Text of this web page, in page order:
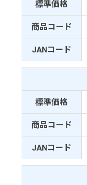
標準価格
商品コード
JANコード
標準価格
商品コード
JANコード